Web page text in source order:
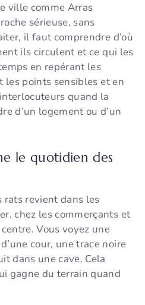
ville comme Arras
sérieuse, sans
il faut comprendre d’où
ils circulent et ce qui les
en repérant les
les points sensibles et en
quand la
d’un logement ou d’un
le quotidien des
rats revient dans les
chez les commerçants et
Vous voyez une
cour, une trace noire
dans une cave. Cela
gagne du terrain quand